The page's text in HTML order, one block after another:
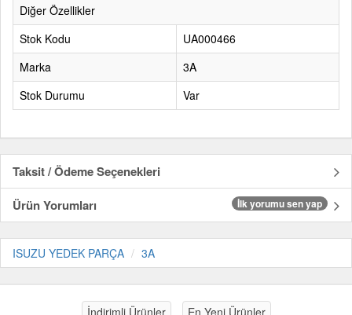
Diğer Özellikler
Stok Kodu
UA000466
Marka
3A
Stok Durumu
Var
Taksit / Ödeme Seçenekleri
Ürün Yorumları
İlk yorumu sen yap
ISUZU YEDEK PARÇA 3A
İndirimli Ürünler En Yeni Ürünler